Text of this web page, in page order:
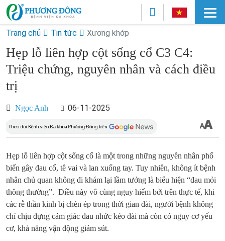
Trang chủ Tin tức Xương khớp
Hẹp lỗ liên hợp cột sống cổ C3 C4:
Triệu chứng, nguyên nhân và cách điều
trị
Ngọc Anh 06-11-2025
Hẹp lỗ liên hợp cột sống cổ là một trong những nguyên nhân phổ
biến gây đau cổ, tê vai và lan xuống tay. Tuy nhiên, không ít bệnh
nhân chủ quan không đi khám lại lầm tưởng là biểu hiện “đau mỏi
thông thường”. Điều này vô cùng nguy hiểm bởi trên thực tế, khi
các rễ thần kinh bị chèn ép trong thời gian dài, người bệnh không
chỉ chịu đựng cảm giác đau nhức kéo dài mà còn có nguy cơ yếu
cơ, khả năng vận động giảm sút.